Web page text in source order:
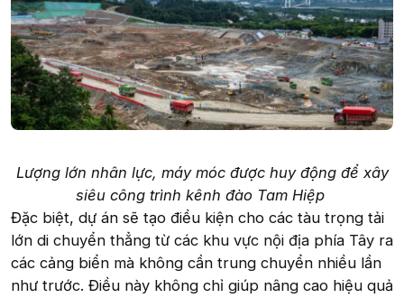
Lượng lớn nhân lực, máy móc được huy động để xây
siêu công trình kênh đào Tam Hiệp
Đặc biệt, dự án sẽ tạo điều kiện cho các tàu trọng tải
lớn di chuyển thẳng từ các khu vực nội địa phía Tây ra
các cảng biển mà không cần trung chuyển nhiều lần
như trước. Điều này không chỉ giúp nâng cao hiệu quả